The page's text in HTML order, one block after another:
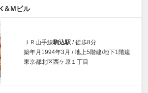
＆Mビル
ＪＲ山手線駒込駅 / 徒歩8分
築年月1994年3月 / 地上5階建/地下1階建
東京都北区西ケ原１丁目